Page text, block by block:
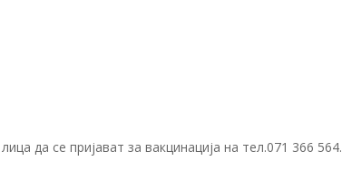
да се пријават за вакцинација на тел.071 366 564.